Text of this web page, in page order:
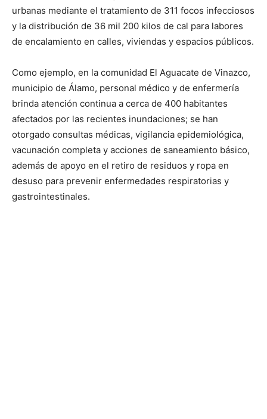
urbanas mediante el tratamiento de 311 focos infecciosos
y la distribución de 36 mil 200 kilos de cal para labores
de encalamiento en calles, viviendas y espacios públicos.
Como ejemplo, en la comunidad El Aguacate de Vinazco,
municipio de Álamo, personal médico y de enfermería
brinda atención continua a cerca de 400 habitantes
afectados por las recientes inundaciones; se han
otorgado consultas médicas, vigilancia epidemiológica,
vacunación completa y acciones de saneamiento básico,
además de apoyo en el retiro de residuos y ropa en
desuso para prevenir enfermedades respiratorias y
gastrointestinales.